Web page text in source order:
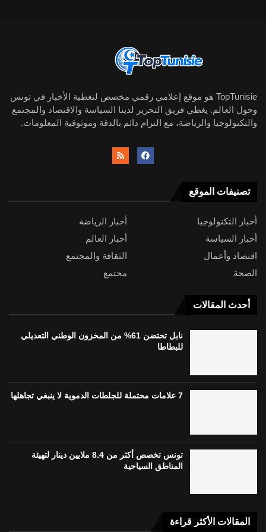
TopTunisie هو موقع إعلامي رقمي مخصص لتغطية الأخبار في تونس
وحول العالم. يغطي فريق التحرير لدينا السياسة والاقتصاد والمجتمع
والتكنولوجيا والرياضة، مع التزام دائم بالدقة وموثوقية المعلومات.
تصنيفات الموقع
أخبار التكنولوجيا
أخبار الرياضة
أخبار السياسة
أخبار العالم
اقتصاد وأعمال
الثقافة والمجتمع
الصحة
مجتمع
أحدث المقالات
نابل تحتضن 61% من المخزون الوطني التعديلي
للبطاطا
7 علامات محتملة للجلطات الدموية لا ينبغي تجاهلها
تونس تخصص أكثر من 8.4 ملايين دينار لتهيئة
المناطق السياحية
المقالات الأكثر قراءة